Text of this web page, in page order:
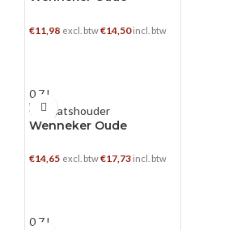
€11,98 excl. btw€14,50incl. btw
0.7 L
Wenneker Oude
Stenen Kruik
€14,65 excl. btw€17,73 incl. btw
0.7 L